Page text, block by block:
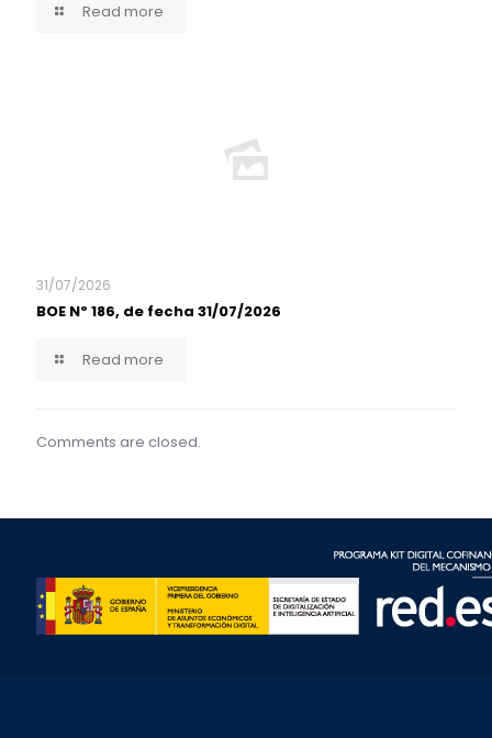
Read more
31/07/2026
BOE Nº 186, de fecha 31/07/2026
Read more
Comments are closed.